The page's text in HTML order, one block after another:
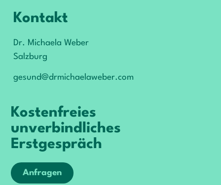
Kontakt
Dr. Michaela Weber
Salzburg
gesund@drmichaelaweber.com
Kostenfreies
unverbindliches
Erstgespräch
Anfragen